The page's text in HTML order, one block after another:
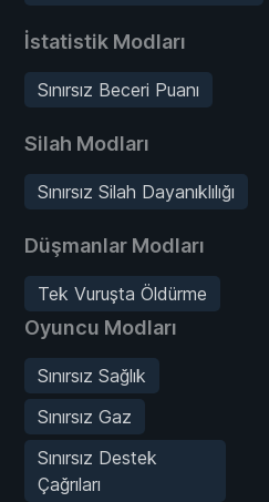
İstatistik Modları
Sınırsız Beceri Puanı
Silah Modları
Sınırsız Silah Dayanıklılığı
Düşmanlar Modları
Tek Vuruşta Öldürme
Oyuncu Modları
Sınırsız Sağlık
Sınırsız Gaz
Sınırsız Destek
Çağrıları